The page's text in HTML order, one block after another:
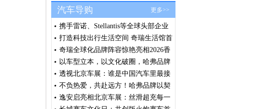
汽车导购 更多>>
携手雷诺、Stellantis等全球头部企业
浩思动力出席法国SIA大会共筑绿色
发展共识
打造科技出行生活空间 奇瑞生活馆首
店汕头盛大开业
奇瑞全球化品牌阵容惊艳亮相2026香
港车博会 全球右舵战略提速 技术生
态价值释放
以车型立本，以文化破圈，哈弗品牌
闪耀北京车展
透视北京车展：谁是中国汽车里最接
近全球化品牌的车企？
不负热爱，共赴远方！哈弗品牌以契
约精神，诠释“场景改装文化”
逸安启亮相北京车展：丝滑超充每一